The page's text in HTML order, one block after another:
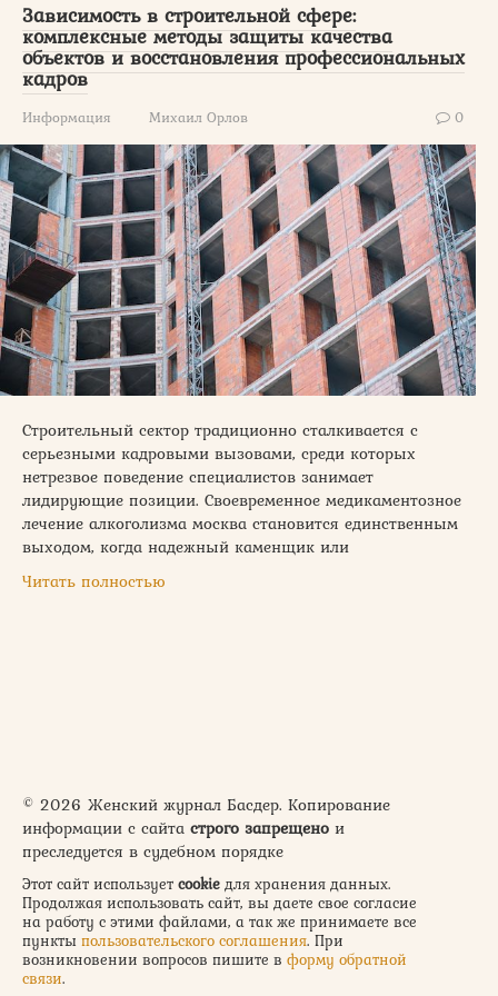
Зависимость в строительной сфере:
комплексные методы защиты качества
объектов и восстановления профессиональных
кадров
Информация Михаил Орлов 0
Строительный сектор традиционно сталкивается с
серьезными кадровыми вызовами, среди которых
нетрезвое поведение специалистов занимает
лидирующие позиции. Своевременное медикаментозное
лечение алкоголизма москва становится единственным
выходом, когда надежный каменщик или
Читать полностью
© 2026 Женский журнал Басдер. Копирование
информации с сайта строго запрещено и
преследуется в судебном порядке
Этот сайт использует cookie для хранения данных.
Продолжая использовать сайт, вы даете свое согласие
на работу с этими файлами, а так же принимаете все
пункты пользовательского соглашения. При
возникновении вопросов пишите в форму обратной
связи.